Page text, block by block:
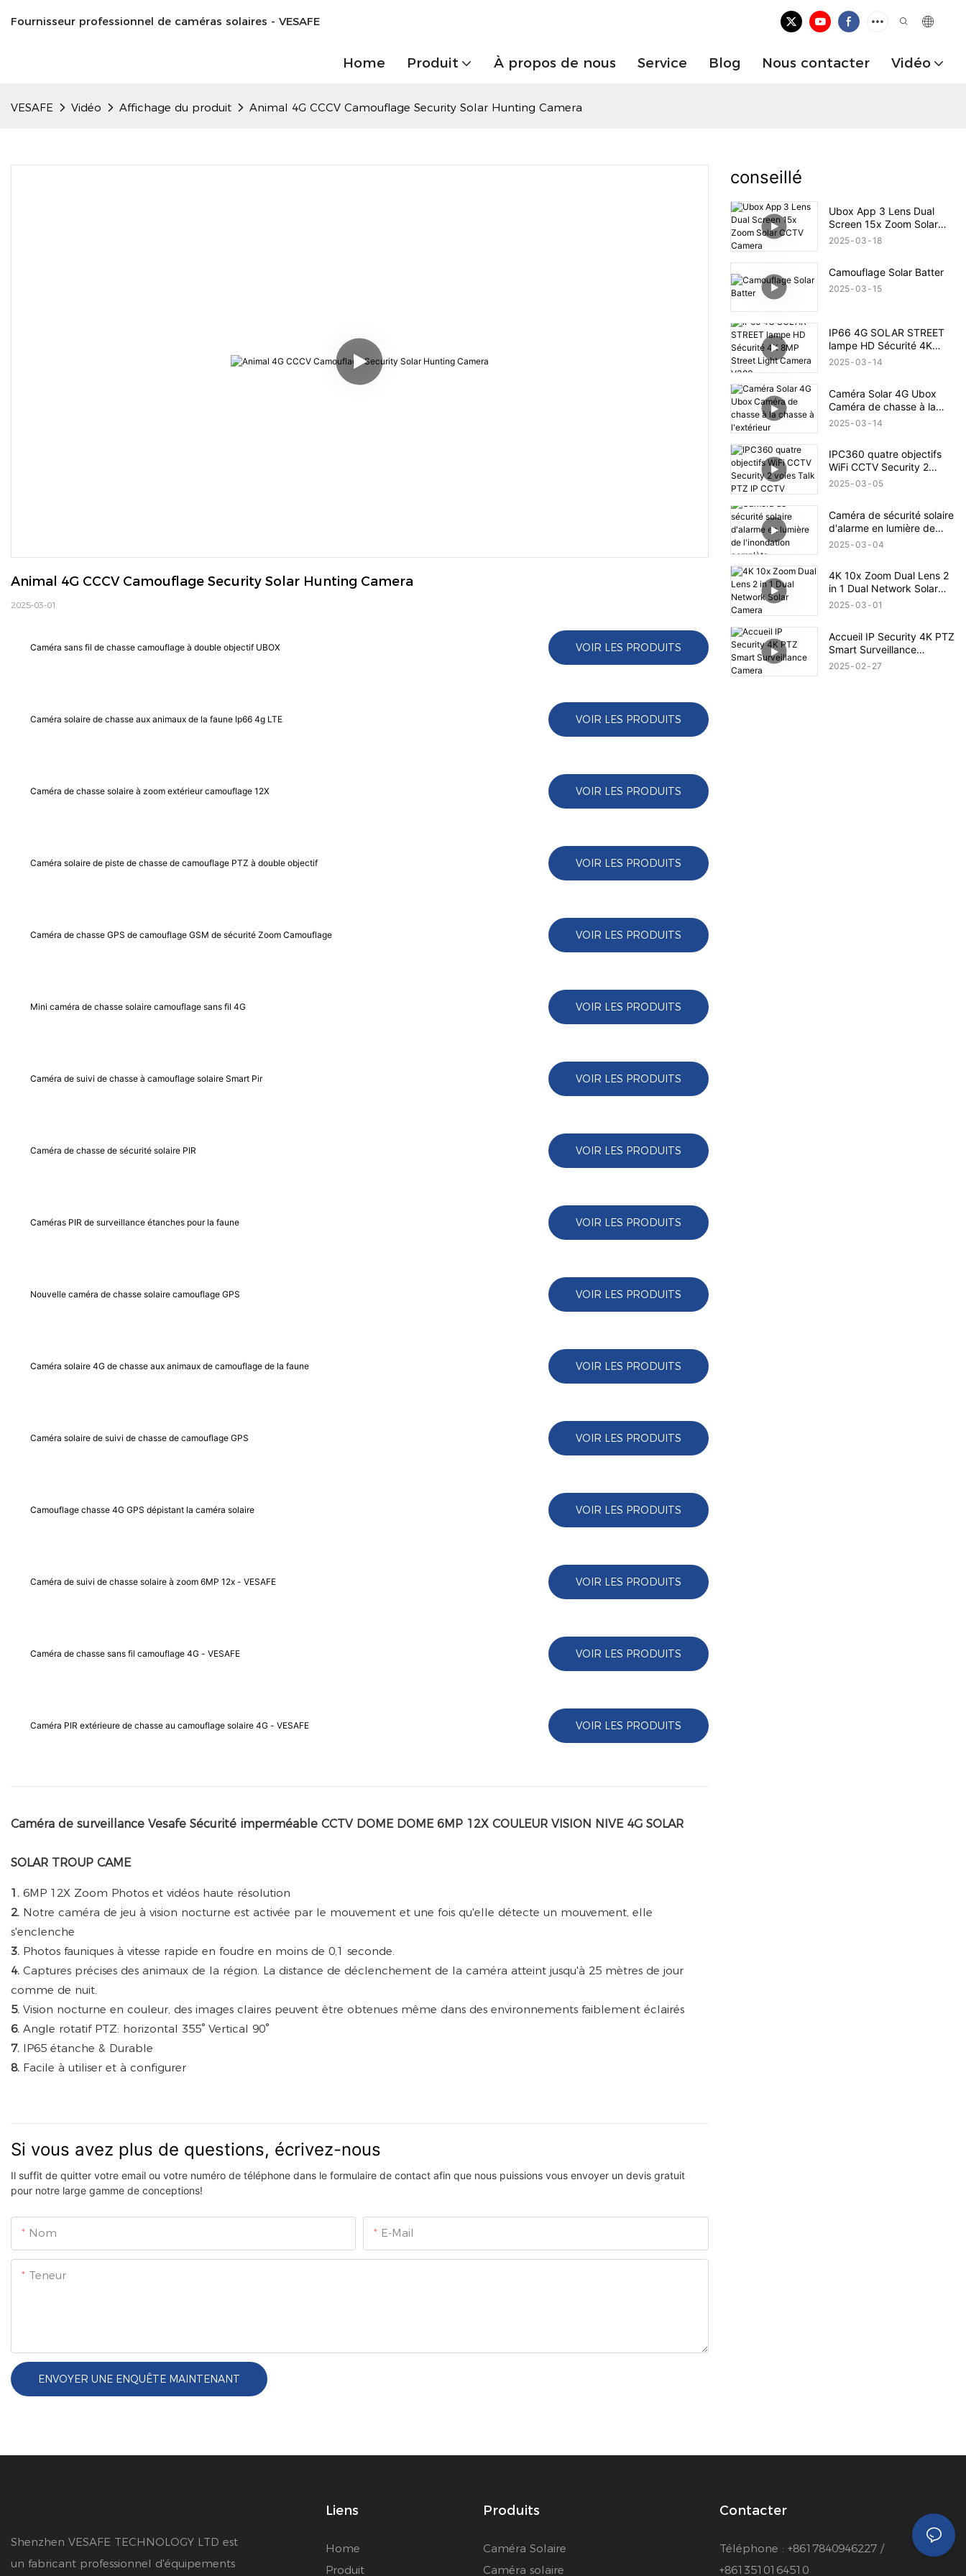
Fournisseur professionnel de caméras solaires - VESAFE
Home Produit À propos de nous Service Blog Nous contacter Vidéo
VESAFE Vidéo Affichage du produit Animal 4G CCCV Camouflage Security Solar Hunting Camera
Animal 4G CCCV Camouflage Security Solar Hunting Camera
2025-03-01
Caméra sans fil de chasse camouflage à double objectif UBOX VOIR LES PRODUITS
Caméra solaire de chasse aux animaux de la faune Ip66 4g LTE VOIR LES PRODUITS
Caméra de chasse solaire à zoom extérieur camouflage 12X VOIR LES PRODUITS
Caméra solaire de piste de chasse de camouflage PTZ à double objectif VOIR LES PRODUITS
Caméra de chasse GPS de camouflage GSM de sécurité Zoom Camouflage VOIR LES PRODUITS
Mini caméra de chasse solaire camouflage sans fil 4G VOIR LES PRODUITS
Caméra de suivi de chasse à camouflage solaire Smart Pir VOIR LES PRODUITS
Caméra de chasse de sécurité solaire PIR VOIR LES PRODUITS
Caméras PIR de surveillance étanches pour la faune VOIR LES PRODUITS
Nouvelle caméra de chasse solaire camouflage GPS VOIR LES PRODUITS
Caméra solaire 4G de chasse aux animaux de camouflage de la faune VOIR LES PRODUITS
Caméra solaire de suivi de chasse de camouflage GPS VOIR LES PRODUITS
Camouflage chasse 4G GPS dépistant la caméra solaire VOIR LES PRODUITS
Caméra de suivi de chasse solaire à zoom 6MP 12x - VESAFE VOIR LES PRODUITS
Caméra de chasse sans fil camouflage 4G - VESAFE VOIR LES PRODUITS
Caméra PIR extérieure de chasse au camouflage solaire 4G - VESAFE VOIR LES PRODUITS
Caméra de surveillance Vesafe Sécurité imperméable CCTV DOME DOME 6MP 12X COULEUR VISION NIVE 4G SOLAR
SOLAR TROUP CAME
1. 6MP 12X Zoom Photos et vidéos haute résolution
2. Notre caméra de jeu à vision nocturne est activée par le mouvement et une fois qu'elle détecte un mouvement, elle
s'enclenche
3. Photos fauniques à vitesse rapide en foudre en moins de 0,1 seconde.
4. Captures précises des animaux de la région. La distance de déclenchement de la caméra atteint jusqu'à 25 mètres de jour
comme de nuit.
5. Vision nocturne en couleur, des images claires peuvent être obtenues même dans des environnements faiblement éclairés
6. Angle rotatif PTZ: horizontal 355° Vertical 90°
7. IP65 étanche & Durable
8. Facile à utiliser et à configurer
Si vous avez plus de questions, écrivez-nous
Il suffit de quitter votre email ou votre numéro de téléphone dans le formulaire de contact afin que nous puissions vous envoyer un devis gratuit
pour notre large gamme de conceptions!
Nom E-Mail
Teneur
ENVOYER UNE ENQUÊTE MAINTENANT
conseillé
Ubox App 3 Lens Dual
Screen 15x Zoom Solar
CCTV Camera
2025 03 18
Camouflage Solar Batter
2025 03 15
IP66 4G SOLAR STREET
lampe HD Sécurité 4K
8MP Street Light Camera
2025 03 14
Caméra Solar 4G Ubox
Caméra de chasse à la
chasse à l'extérieur
2025 03 14
IPC360 quatre objectifs
WiFi CCTV Security 2
voies Talk PTZ IP CCTV
2025 03 05
Caméra de sécurité solaire
d'alarme en lumière de
l'inondation complète
2025 03 04
4K 10x Zoom Dual Lens 2
in 1 Dual Network Solar
Camera
2025 03 01
Accueil IP Security 4K PTZ
Smart Surveillance
Camera
2025 02 27
Shenzhen VESAFE TECHNOLOGY LTD est
un fabricant professionnel d'équipements
Liens
Home
Produit
Produits
Caméra Solaire
Caméra solaire
Contacter
Téléphone : +8617840946227 /
+8613510164510